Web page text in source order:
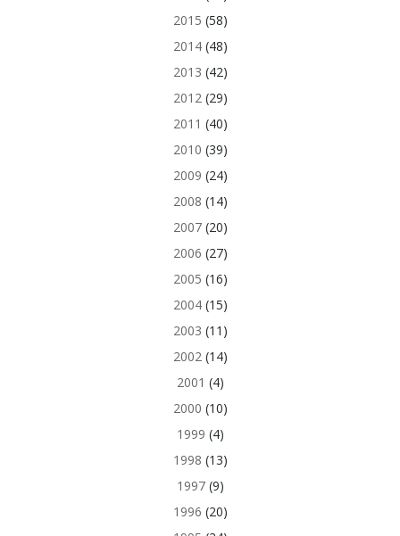
2015 (58)
2014(48)
2013 (42)
2012 (29)
2011 (40)
2010 (39)
2009 (24)
2008 (14)
2007(20)
2006 (27)
2005 (16)
2004(15)
2003 (11)
2002 (14)
2001 (4)
2000 (10)
1999 (4)
1998 (13)
1997(9)
1996 (20)